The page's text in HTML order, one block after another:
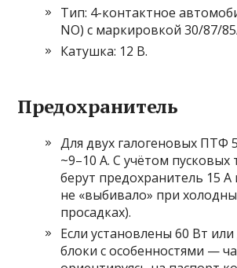
Тип: 4-контактное
NO) с маркировкой 30/87/
Катушка: 12 В.
Предохранитель
Для двух галогеновых ПТФ
~9–10 А. С учётом пусковых
берут предохранитель 15 А
не «выбивало» при
просадках).
Если установлены 60 Вт
блоки с особенностями —